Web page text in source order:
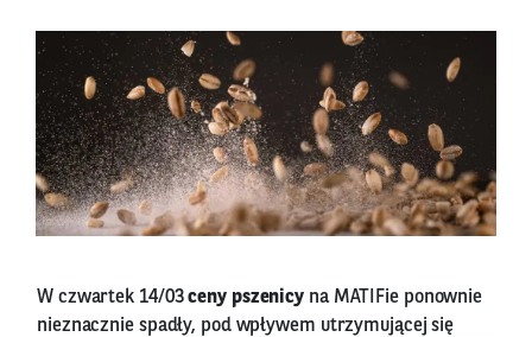
W czwartek 14/03ceny pszenicy na MATIFie ponownie
nieznacznie spadły, pod wpływem utrzymującej się